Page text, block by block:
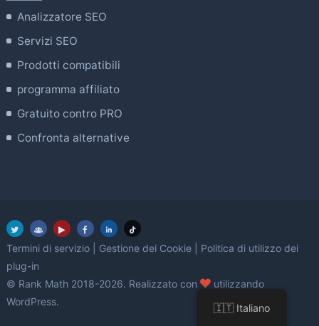
Analizzatore SEO
Servizi SEO
Prodotti compatibili
programma affiliato
Gratuito contro PRO
Confronta alternative
Termini di servizio Gestione dei Cookie
Politica di utilizzo dei
plug-in
© Rank Math 2018-2026. Realizzato con
amore
utilizzando
WordPress.
🇮🇹 Italiano